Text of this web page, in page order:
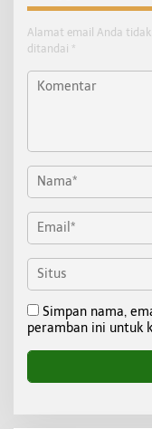
Alamat email Anda
ditandai *
Simpan nama,
peramban ini untuk